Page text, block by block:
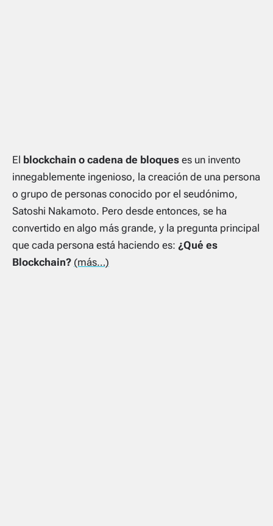
El blockchain o cadena de bloques es un invento
innegablemente ingenioso, la creación de una persona
o grupo de personas conocido por el seudónimo,
Satoshi Nakamoto. Pero desde entonces, se ha
convertido en algo más grande, y la pregunta principal
que cada persona está haciendo es: ¿Qué es
Blockchain? (más…)